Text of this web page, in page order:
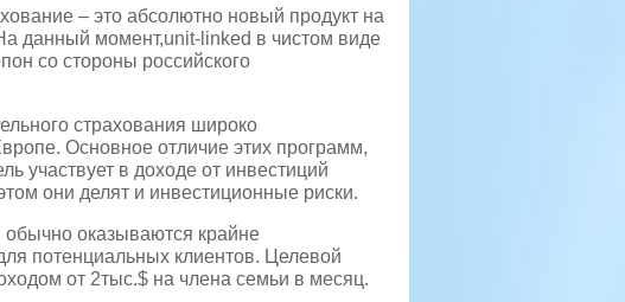
– это абсолютно новый продукт на
данный момент,unit-linked в чистом виде
со стороны российского
страхования широко
Основное отличие этих программ,
участвует в доходе от инвестиций
они делят и инвестиционные риски.
оказываются крайне
потенциальных клиентов. Целевой
от 2тыс.$ на члена семьи в месяц.